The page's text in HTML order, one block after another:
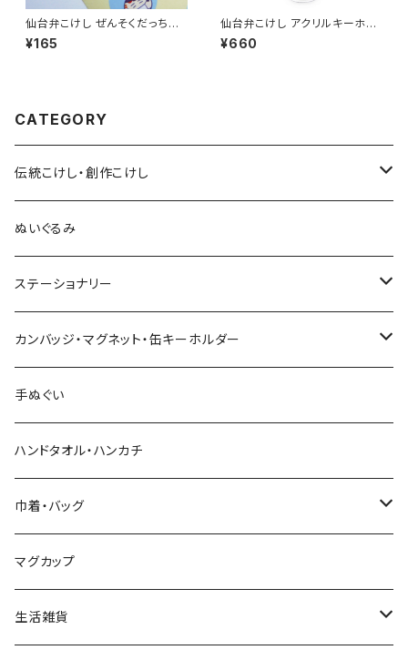
仙台弁こけし ぜんそくだっちゃ
シール
¥165
仙台弁こけし アクリルキーホル
ダー（伊達だっちゃ）
¥660
CATEGORY
伝統こけし・創作こけし
木村敦工人（弥治郎系）
池内潮音工人（弥治郎系）
上田康友工人（弥治郎系）
新山真由美工人（弥治郎系）
新山吉紀工人（弥治郎系）
星定良工人（弥治郎系）
平賀輝幸工人（作並系）
早坂政弘工人（遠刈田系）
ぬいぐるみ
ステーショナリー
アクリルキーホルダー
シール
ポストカード
付箋（ふせん）
スタンプ
ステッカー
カンバッジ・マグネット・缶キーホルダー
バッジ
マグネット
手ぬぐい
ハンドタオル・ハンカチ
巾着・バッグ
エコバッグ
ポーチ
マグカップ
生活雑貨